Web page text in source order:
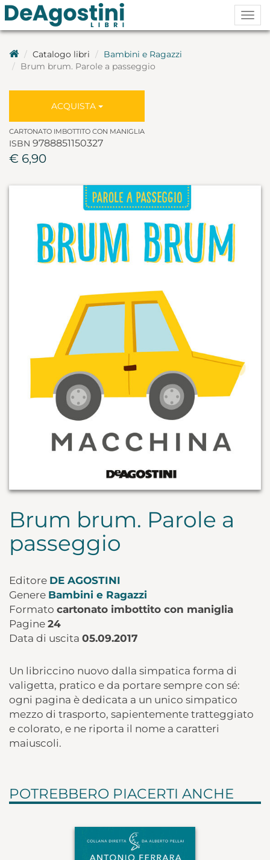
Catalogo libri
Bambini e Ragazzi
Brum brum. Parole a passeggio
ACQUISTA
CARTONATO IMBOTTITO CON MANIGLIA
ISBN 9788851150327
€ 6,90
Brum brum. Parole a
passeggio
Editore DE AGOSTINI
Genere Bambini e Ragazzi
Formato cartonato imbottito con maniglia
Pagine 24
Data di uscita 05.09.2017
Un libriccino nuovo dalla simpatica forma di
valigetta, pratico e da portare sempre con sé:
ogni pagina è dedicata a un unico simpatico
mezzo di trasporto, sapientemente tratteggiato
e colorato, e ne riporta il nome a caratteri
maiuscoli.
POTREBBERO PIACERTI ANCHE